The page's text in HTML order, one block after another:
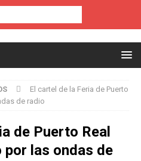
El cartel de la Feria de Puerto
de radio
de Puerto Real
por las ondas de